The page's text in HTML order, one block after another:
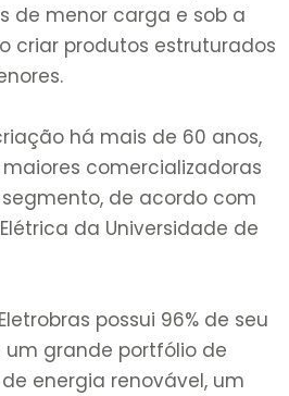
de menor carga e sob a
criar produtos estruturados
há mais de 60 anos,
comercializadoras
segmento, de acordo com
da Universidade de
possui 96% de seu
grande portfólio de
energia renovável, um